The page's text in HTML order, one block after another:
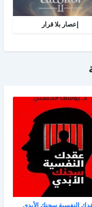
إعصار بلا قرار
النفسية سجنك الأبدي